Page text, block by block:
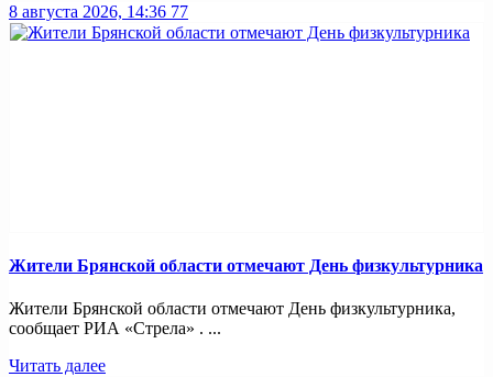
8 августа 2026, 14:36 77
Жители Брянской области отмечают День физкультурника
Жители Брянской области отмечают День физкультурника,
сообщает РИА «Стрела» . ...
Читать далее